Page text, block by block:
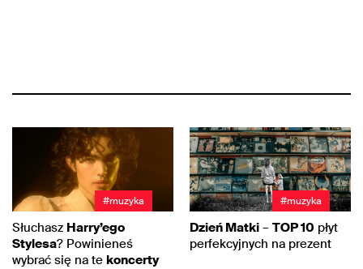
#muzyka
Słuchasz Harry’ego
Stylesa? Powinieneś
wybrać się na te koncerty
#muzyka
Dzień Matki – TOP 10 płyt
perfekcyjnych na prezent